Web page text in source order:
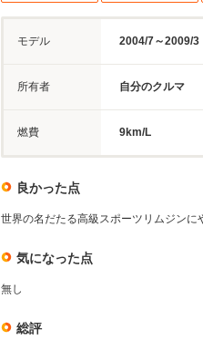
モデル 2004/7～2009/3
所有者 自分のクルマ
燃費 9km/L
良かった点
世界の名だたる高級スポーツリムジンに
気になった点
無し
総評